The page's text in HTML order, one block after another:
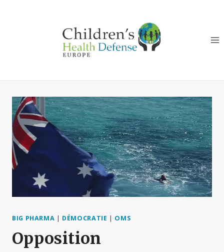
BIG PHARMA | DÉMOCRATIE | OMS
Opposition